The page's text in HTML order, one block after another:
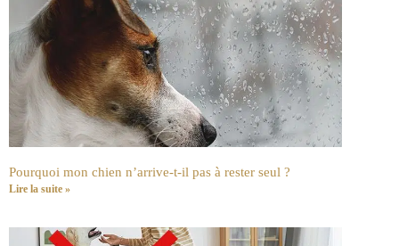
Pourquoi mon chien n’arrive-t-il pas à rester seul ?
Lire la suite »